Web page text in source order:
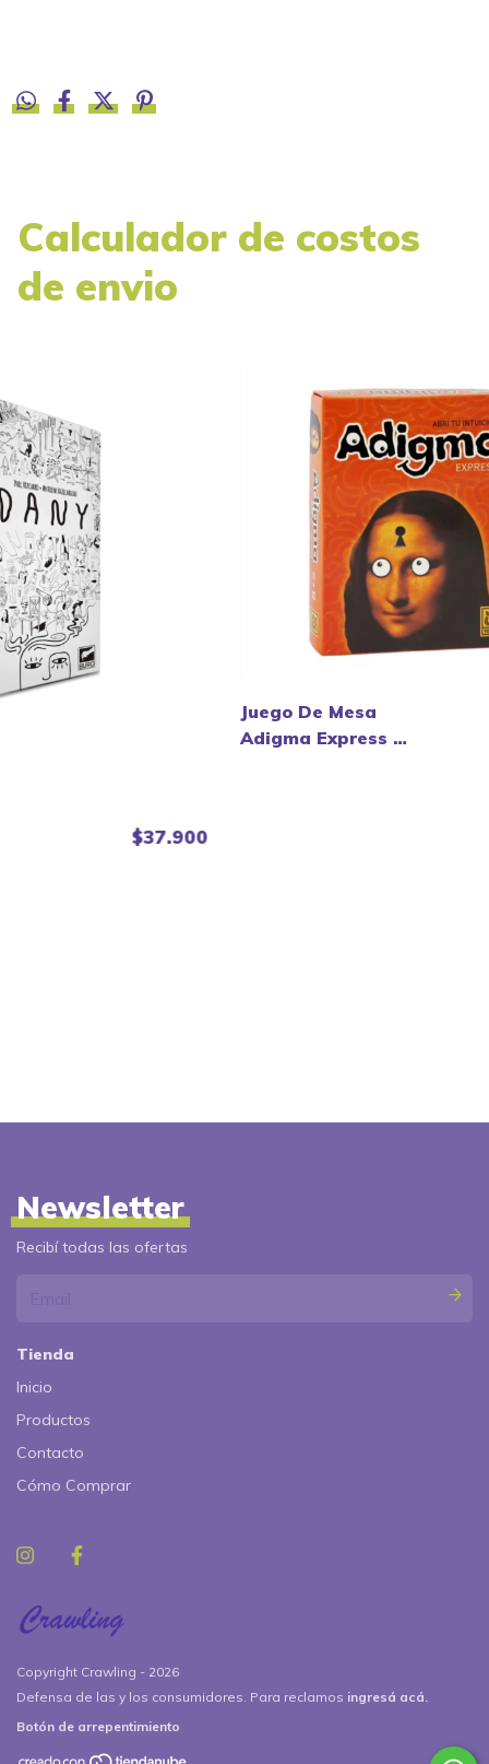
Calculador de costos
de envio
$37.900
Juego De Mesa
Adigma Express -
Newsletter
Recibí todas las ofertas
Tienda
Inicio
Productos
Contacto
Cómo Comprar
Copyright Crawling - 2026
Defensa de las y los consumidores. Para reclamos ingresá acá.
Botón de arrepentimiento